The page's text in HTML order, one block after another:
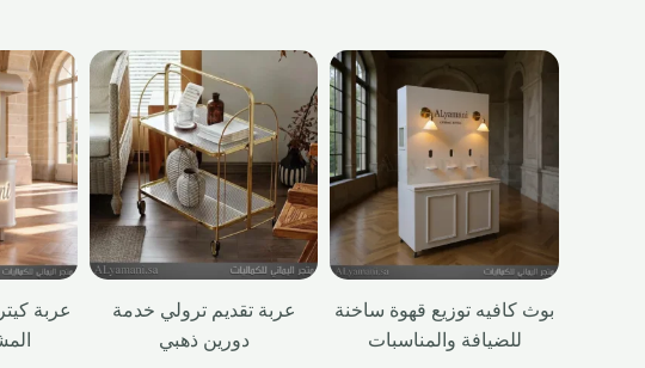
بوث كافيه توزيع قهوة ساخنة
للضيافة والمناسبات
عربة تقديم ترولي خدمة
دورين ذهبي
عربة